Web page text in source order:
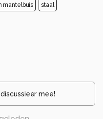
mantelbuis staal
mee!